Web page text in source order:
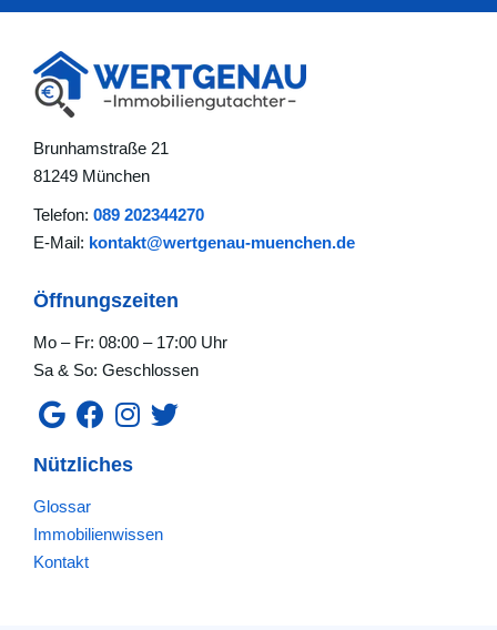
Brunhamstraße 21
81249 München
Telefon: 089 202344270
E-Mail: kontakt@wertgenau-muenchen.de
Öffnungszeiten
Mo – Fr: 08:00 – 17:00 Uhr
Sa & So: Geschlossen
Nützliches
Glossar
Immobilienwissen
Kontakt